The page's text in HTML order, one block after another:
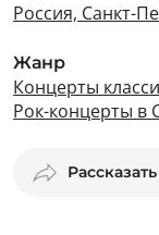
Россия, Санкт-
Жанр
Концерты
Рок-концерты в